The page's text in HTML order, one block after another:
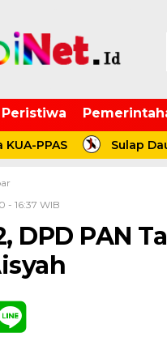
Peristiwa
Sulap Daun
- 16:37 WIB
DPD PAN